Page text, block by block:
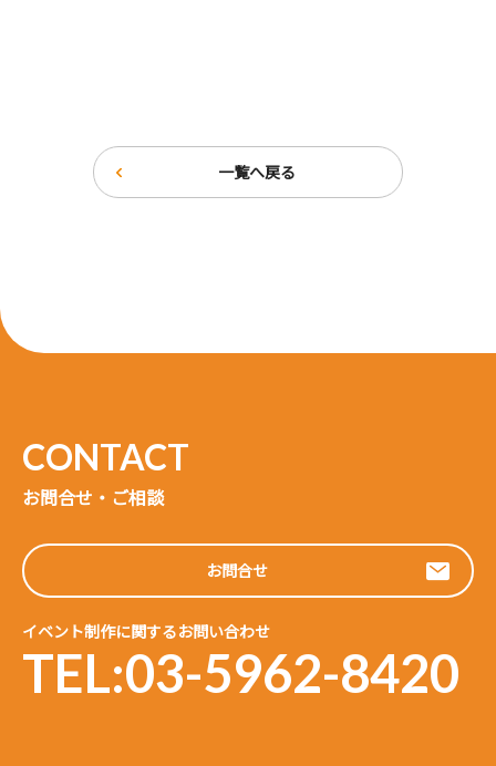
一覧へ戻る
お問合せ・ご相談
お問合せ
イベント制作に関するお問い合わせ
TEL:03-5962-8420